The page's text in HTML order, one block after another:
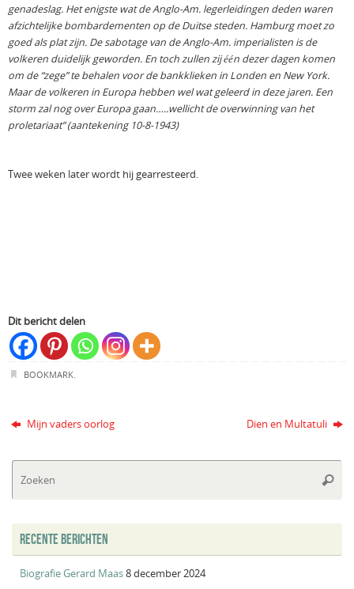
genadeslag. Het enigste wat de Anglo-Am. legerleidingen deden waren
afzichtelijke bombardementen op de Duitse steden. Hamburg moet zo
goed als plat zijn. De sabotage van de Anglo-Am. imperialisten is de
volkeren duidelijk geworden. En toch zullen zij één dezer dagen komen
om de “zege” te behalen voor de bankklieken in Londen en New York.
Maar de volkeren in Europa hebben wel wat geleerd in deze jaren. Een
storm zal nog over Europa gaan…..wellicht de overwinning van het
proletariaat” (aantekening 10-8-1943)
Twee weken later wordt hij gearresteerd.
Dit bericht delen
BOOKMARK.
Mijn vaders oorlog Dien en Multatuli
RECENTE BERICHTEN
Biografie Gerard Maas8 december 2024